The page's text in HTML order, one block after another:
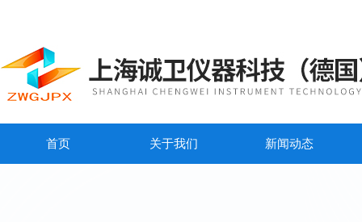
首页 关于我们 新闻动态